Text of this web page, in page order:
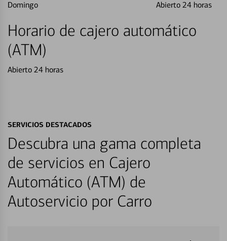
Domingo
Abierto 24 horas
Horario de cajero automático
(ATM)
Abierto 24 horas
SERVICIOS DESTACADOS
Descubra una gama completa
de servicios en Cajero
Automático (ATM) de
Autoservicio por Carro